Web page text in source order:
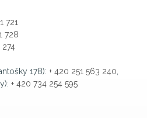
721
728
274
178): + 420 251 563 240
+ 420 734 254 595